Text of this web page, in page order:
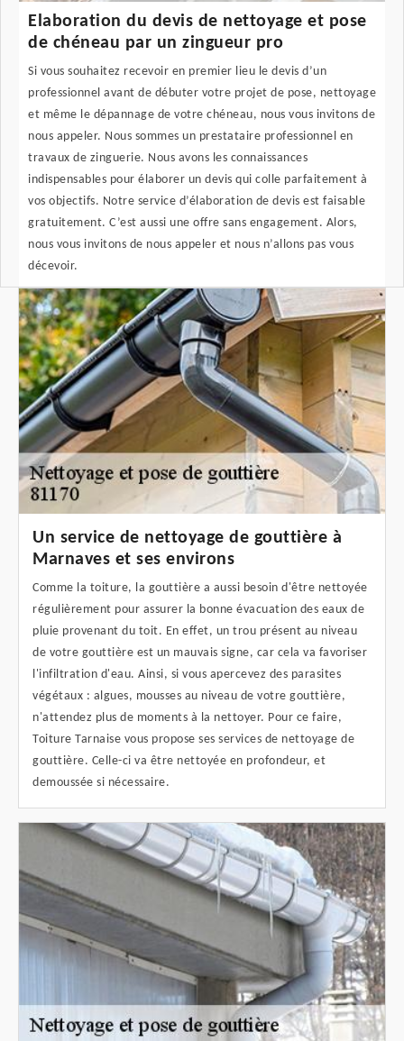
Elaboration du devis de nettoyage et pose
de chéneau par un zingueur pro
Si vous souhaitez recevoir en premier lieu le devis d’un
professionnel avant de débuter votre projet de pose, nettoyage
et même le dépannage de votre chéneau, nous vous invitons de
nous appeler. Nous sommes un prestataire professionnel en
travaux de zinguerie. Nous avons les connaissances
indispensables pour élaborer un devis qui colle parfaitement à
vos objectifs. Notre service d’élaboration de devis est faisable
gratuitement. C’est aussi une offre sans engagement. Alors,
nous vous invitons de nous appeler et nous n’allons pas vous
décevoir.
Un service de nettoyage de gouttière à
Marnaves et ses environs
Comme la toiture, la gouttière a aussi besoin d'être nettoyée
régulièrement pour assurer la bonne évacuation des eaux de
pluie provenant du toit. En effet, un trou présent au niveau
de votre gouttière est un mauvais signe, car cela va favoriser
l'infiltration d'eau. Ainsi, si vous apercevez des parasites
végétaux : algues, mousses au niveau de votre gouttière,
n'attendez plus de moments à la nettoyer. Pour ce faire,
Toiture Tarnaise vous propose ses services de nettoyage de
gouttière. Celle-ci va être nettoyée en profondeur, et
demoussée si nécessaire.